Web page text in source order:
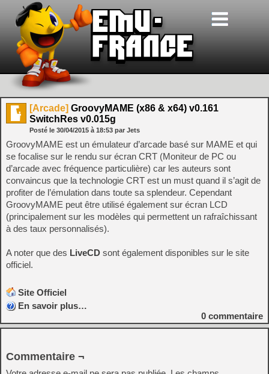
[Arcade] GroovyMAME (x86 & x64) v0.161
SwitchRes v0.015g
Posté le 30/04/2015 à 18:53 par Jets
GroovyMAME est un émulateur d’arcade basé sur MAME et qui
se focalise sur le rendu sur écran CRT (Moniteur de PC ou
d’arcade avec fréquence particulière) car les auteurs sont
convaincus que la technologie CRT est un must quand il s’agit de
profiter de l’émulation dans toute sa splendeur. Cependant
GroovyMAME peut être utilisé également sur écran LCD
(principalement sur les modèles qui permettent un rafraîchissant
à des taux personnalisés).
A noter que des LiveCD sont également disponibles sur le site
officiel.
Site Officiel
En savoir plus…
0 commentaire
Commentaire ¬